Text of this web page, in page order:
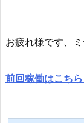
お疲れ様です、ミ
前回稼働はこち